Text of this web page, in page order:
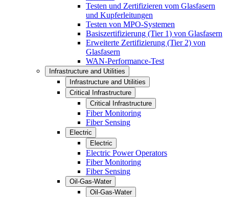
Testen und Zertifizieren vom Glasfasern
und Kupferleitungen
Testen von MPO-Systemen
Basiszertifizierung (Tier 1) von Glasfasern
Erweiterte Zertifizierung (Tier 2) von
Glasfasern
WAN-Performance-Test
Infrastructure and Utilities
Infrastructure and Utilities
Critical Infrastructure
Critical Infrastructure
Fiber Monitoring
Fiber Sensing
Electric
Electric
Electric Power Operators
Fiber Monitoring
Fiber Sensing
Oil-Gas-Water
Oil-Gas-Water